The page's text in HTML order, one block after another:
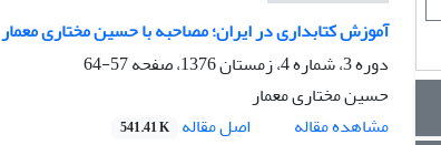
آموزش کتابداری در ایران؛ مصاحبه با حسین مختاری معمار
دوره 3، شماره 4، زمستان 1376، صفحه
57-64
حسین مختاری معمار
مشاهده مقاله
اصل مقاله 541.41 K